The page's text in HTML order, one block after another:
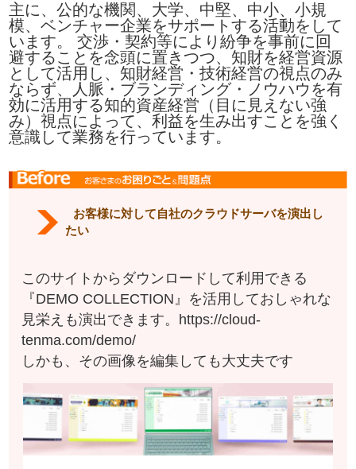
主に、公的な機関、大学、中堅、中小、小規
模、ベンチャー企業をサポートする活動をして
います。 交渉・契約等により紛争を事前に回
避することを念頭に置きつつ、知財を経営資源
として活用し、知財経営・技術経営の視点のみ
ならず、人脈・ブランディング・ノウハウを有
効に活用する知的資産経営（目に見えない強
み）視点によって、利益を生み出すことを強く
意識して業務を行っています。
お客様に対して自社のクラウドサーバを演出し
たい
このサイトからダウンロードして利用できる
『DEMO COLLECTION』を活用しておしゃれな
見栄えも演出できます。https://cloud-
tenma.com/demo/
しかも、その画像を編集しても大丈夫です